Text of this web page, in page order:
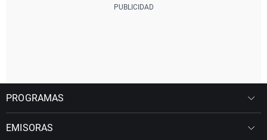
PROGRAMAS
EMISORAS